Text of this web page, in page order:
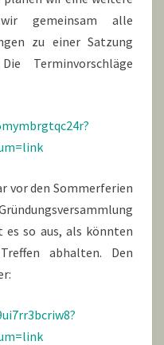
gemeinsam alle
zu einer Satzung
Terminvorschläge
vor den Sommerferien
es so aus, als könnten
abhalten. Den